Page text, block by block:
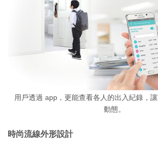
用戶透過 app，更能查看各人的出入紀錄，
動態。
時尚流線外形設計